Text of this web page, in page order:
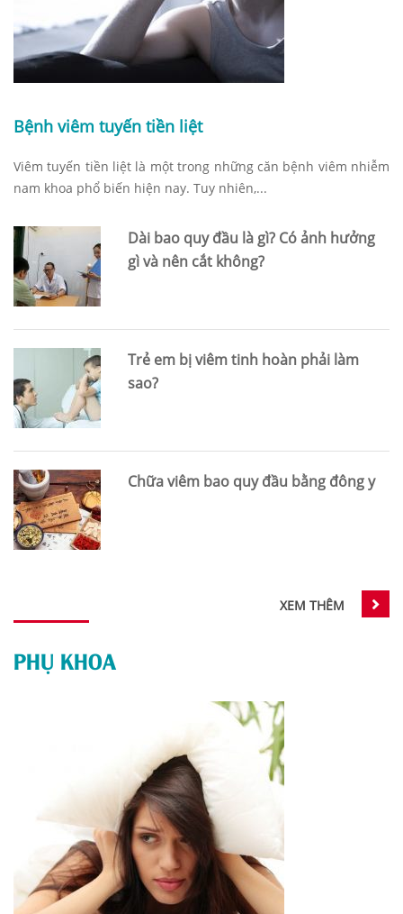
Bệnh viêm tuyến tiền liệt
Viêm tuyến tiền liệt là một trong những căn bệnh viêm nhiễm
nam khoa phổ biến hiện nay. Tuy nhiên,...
Dài bao quy đầu là gì? Có ảnh hưởng
gì và nên cắt không?
Trẻ em bị viêm tinh hoàn phải làm
sao?
Chữa viêm bao quy đầu bằng đông y
XEM THÊM
PHỤ KHOA